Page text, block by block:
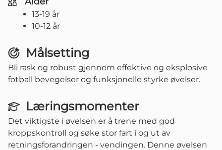
13-19 år
10-12 år
Målsetting
Bli rask og robust gjennom effektive og eksplosive
fotball bevegelser og funksjonelle styrke øvelser.
Læringsmomenter
Det viktigste i øvelsen er å trene med god
kroppskontroll og søke stor fart i og ut av
retningsforandringen - vendingen. Denne øvelsen